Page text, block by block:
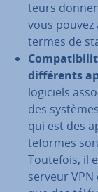
teurs
vous
termes de
dif­fé­rents
logiciels
des
qui est des
te­formes
Toutefois, il
serveur